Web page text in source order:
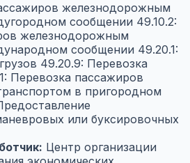
железнодорожным
сообщении 49.10.2:
железнодорожным
сообщении 49.20.1:
49.20.9: Перевозка
Перевозка пассажиров
в пригородном
или буксировочных
Центр организации